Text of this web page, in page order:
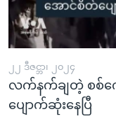
၂၂ ဒီဇင္ဘာ၊ ၂၀၂၄
လက်နက်ချတဲ့ စစ်က
ပျောက်ဆုံးနေပြီ